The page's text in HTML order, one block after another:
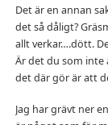
Det är en annan
det så dåligt?
allt verkar….dött.
Är det du som inte
det där gör är att
Jag har grävt ner